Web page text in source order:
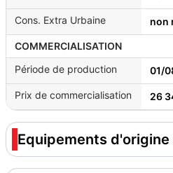
Cons. Extra Urbaine non
COMMERCIALISATION
Période de production
01/
Prix de commercialisation 26
Equipements d'origine